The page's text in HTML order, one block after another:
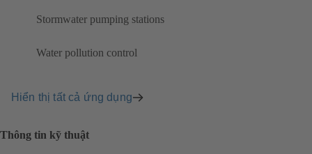
Stormwater pumping stations
Water pollution control
Hiển thị tất cả ứng dụng
Thông tin kỹ thuật